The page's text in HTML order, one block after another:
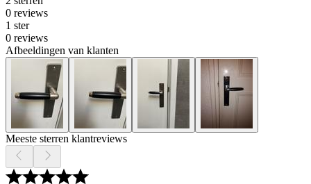
0 reviews
1 ster
0 reviews
Afbeeldingen van klanten
Meeste sterren klantreviews